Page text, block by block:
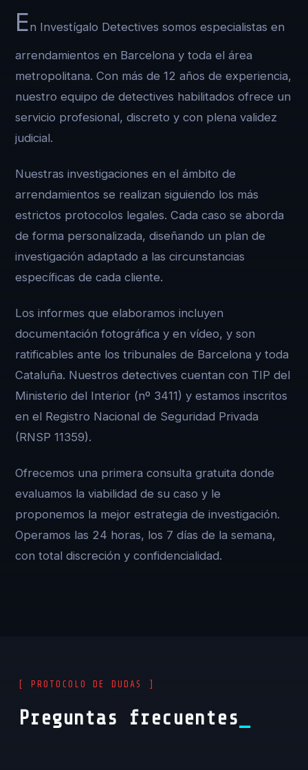
En Investígalo Detectives somos especialistas en
arrendamientos en Barcelona y toda el área
metropolitana. Con más de 12 años de experiencia,
nuestro equipo de detectives habilitados ofrece un
servicio profesional, discreto y con plena validez
judicial.
Nuestras investigaciones en el ámbito de
arrendamientos se realizan siguiendo los más
estrictos protocolos legales. Cada caso se aborda
de forma personalizada, diseñando un plan de
investigación adaptado a las circunstancias
específicas de cada cliente.
Los informes que elaboramos incluyen
documentación fotográfica y en vídeo, y son
ratificables ante los tribunales de Barcelona y toda
Cataluña. Nuestros detectives cuentan con TIP del
Ministerio del Interior (nº 3411) y estamos inscritos
en el Registro Nacional de Seguridad Privada
(RNSP 11359).
Ofrecemos una primera consulta gratuita donde
evaluamos la viabilidad de su caso y le
proponemos la mejor estrategia de investigación.
Operamos las 24 horas, los 7 días de la semana,
con total discreción y confidencialidad.
[ PROTOCOLO DE DUDAS ]
Preguntas frecuentes